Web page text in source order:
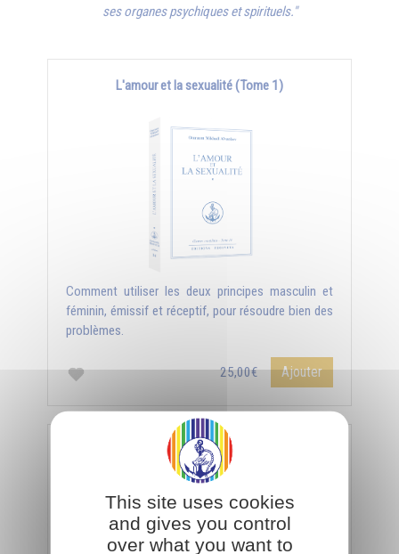
ses organes psychiques et spirituels."
L'amour et la sexualité (Tome 1)
Comment utiliser les deux principes masculin et
féminin, émissif et réceptif, pour résoudre bien des
problèmes.
25,00€ Ajouter
L'amour et la sexualité (Tome 2)
This site uses cookies
and gives you control
over what you want to